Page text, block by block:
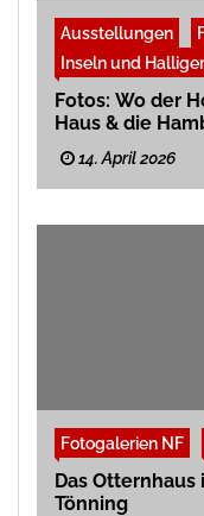
Ausstellungen
Inseln und
Fotos: Wo der
Haus & die
14. April 2026
Fotogalerien NF
Das
Tönning